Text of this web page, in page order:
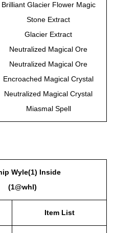
Brilliant Glacier Flower Magic
Stone Extract
Glacier Extract
Neutralized Magical Ore
Neutralized Magical Ore
Encroached Magical Crystal
Neutralized Magical Crystal
Miasmal Spell
Wyle(1) Inside
(1@whl)
Item List